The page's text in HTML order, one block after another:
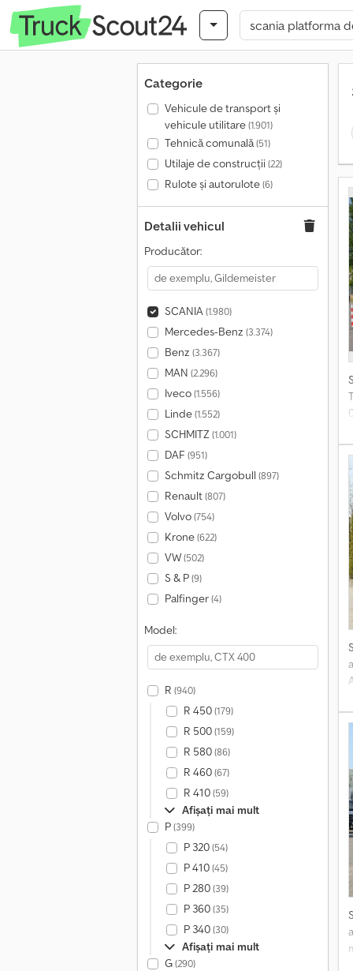
Categorie
Vehicule de transport şi
vehicule utilitare(1.901)
Tehnică comunală(51)
Utilaje de construcții(22)
Rulote și autorulote(6)
Detalii vehicul
Producător:
SCANIA(1.980)
Mercedes-Benz (3.374)
Benz (3.367)
MAN (2.296)
Iveco(1.556)
Linde(1.552)
SCHMITZ(1.001)
DAF (951)
Schmitz Cargobull (897)
Renault(807)
Volvo(754)
Krone(622)
VW(502)
S & P(9)
Palfinger(4)
Model:
R (940)
R 450(179)
R 500(159)
R 580(86)
R 460(67)
R 410(59)
Afișați mai mult
P(399)
P 320(54)
P 410(45)
P 280(39)
P 360(35)
P 340(30)
Afișați mai mult
G(290)